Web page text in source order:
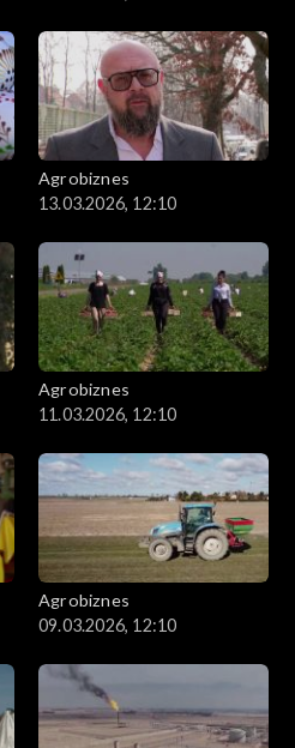
Agrobiznes
13.03.2026, 12:10
Agrobiznes
11.03.2026, 12:10
Agrobiznes
09.03.2026, 12:10